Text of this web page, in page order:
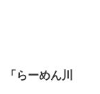
「らーめん川